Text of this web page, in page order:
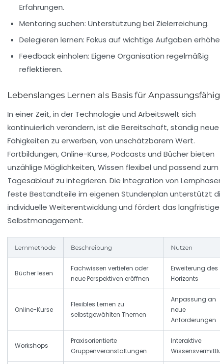
Erfahrungen.
Mentoring suchen: Unterstützung bei Zielerreichung.
Delegieren lernen: Fokus auf wichtige Aufgaben
Feedback einholen: Eigene Organisation regelmäßig
reflektieren.
Lebenslanges Lernen als Basis für
In einer Zeit, in der Technologie und Arbeitswelt sich
kontinuierlich verändern, ist die Bereitschaft, ständig neue
Fähigkeiten zu erwerben, von unschätzbarem Wert.
Fortbildungen, Online-Kurse, Podcasts und Bücher bieten
unzählige Möglichkeiten, Wissen flexibel und passend zum
Tagesablauf zu integrieren. Die Integration von
feste Bestandteile im eigenen Stundenplan unterstützt
individuelle Weiterentwicklung und fördert das langfristige
Selbstmanagement.
Lernmethode Beschreibung Nutzen
Bücher lesen
Fachwissen vertiefen oder
neue Perspektiven eröffnen
Erweiterung des
Horizonts
Online-Kurse
Flexibles Lernen zu
selbstgewählten Themen
Anpassung an
neue
Anforderungen
Workshops
Praxisorientierte
Gruppenveranstaltungen
Interaktive